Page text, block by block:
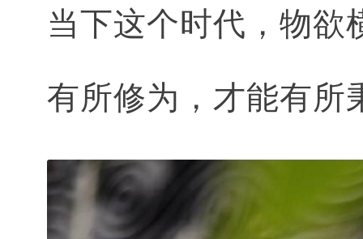
当下这个时代，物欲
有所修为，才能有所